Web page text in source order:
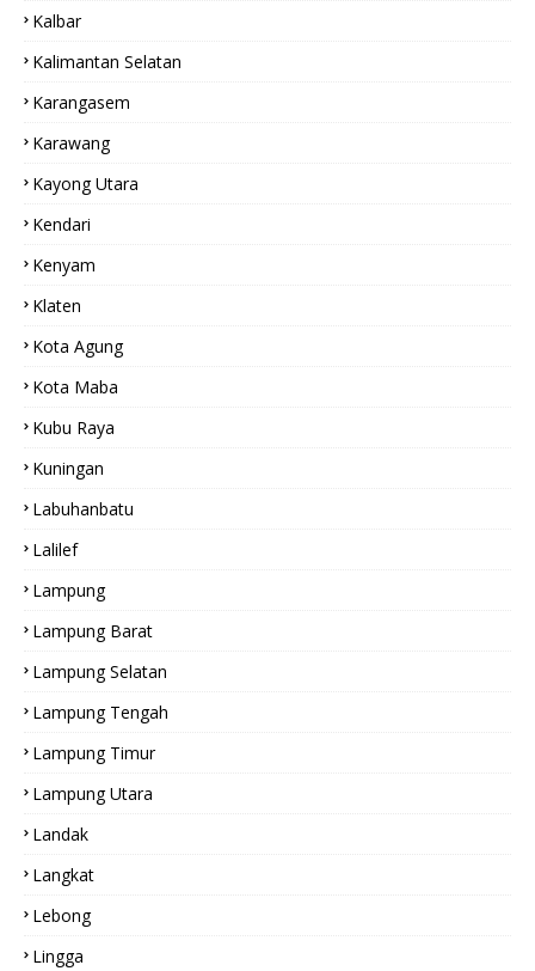
Kalbar
Kalimantan Selatan
Karangasem
Karawang
Kayong Utara
Kendari
Kenyam
Klaten
Kota Agung
Kota Maba
Kubu Raya
Kuningan
Labuhanbatu
Lalilef
Lampung
Lampung Barat
Lampung Selatan
Lampung Tengah
Lampung Timur
Lampung Utara
Landak
Langkat
Lebong
Lingga